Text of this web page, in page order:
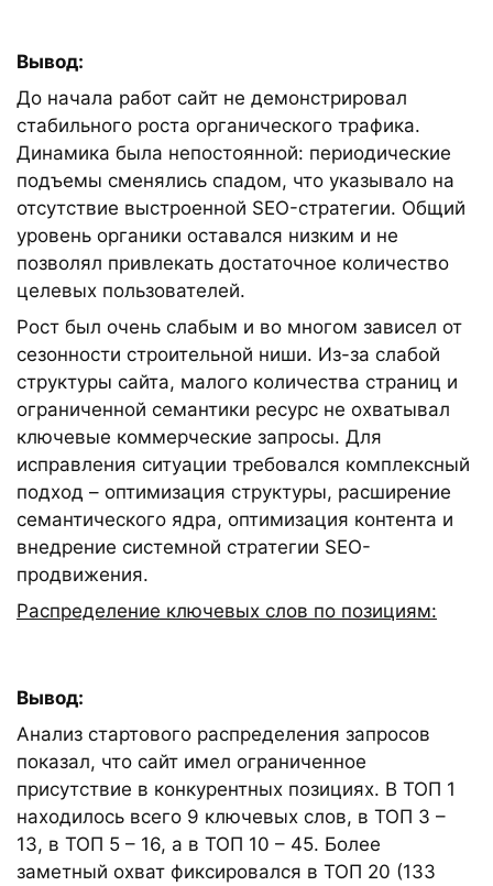
Вывод:
До начала работ сайт не демонстрировал
стабильного роста органического трафика.
Динамика была непостоянной: периодические
подъемы сменялись спадом, что указывало на
отсутствие выстроенной SEO-стратегии. Общий
уровень органики оставался низким и не
позволял привлекать достаточное количество
целевых пользователей.
Рост был очень слабым и во многом зависел от
сезонности строительной ниши. Из-за слабой
структуры сайта, малого количества страниц и
ограниченной семантики ресурс не охватывал
ключевые коммерческие запросы. Для
исправления ситуации требовался комплексный
подход – оптимизация структуры, расширение
семантического ядра, оптимизация контента и
внедрение системной стратегии SEO-
продвижения.
Распределение ключевых слов по позициям:
Вывод:
Анализ стартового распределения запросов
показал, что сайт имел ограниченное
присутствие в конкурентных позициях. В ТОП 1
находилось всего 9 ключевых слов, в ТОП 3 –
13, в ТОП 5 – 16, а в ТОП 10 – 45. Более
заметный охват фиксировался в ТОП 20 (133